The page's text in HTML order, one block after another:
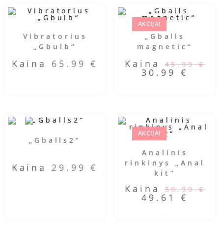
Vibratorius
„Gbulb“
Kaina 65.99€
AKCIJA!
„Gballs
magnetic“
Kaina45.99€
30.99 €
„Gballs2“
Kaina 29.99€
AKCIJA!
Analinis
rinkinys „Anal
kit“
Kaina59.99€
49.61 €